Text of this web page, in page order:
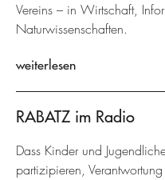
Vereins – in Wirtschaft,
Naturwissenschaften.
weiterlesen
RABATZ im Radio
Dass Kinder und
partizipieren,